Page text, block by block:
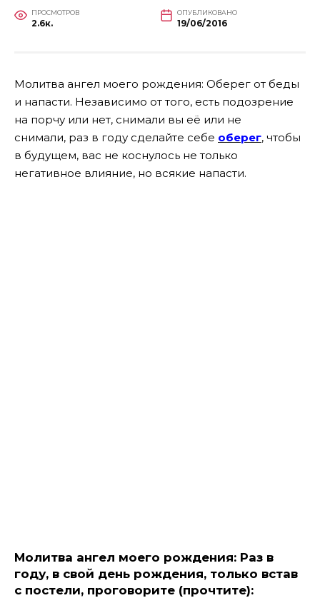
ПРОСМОТРОВ
2.6к.
ОПУБЛИКОВАНО
19/06/2016
Молитва ангел моего рождения: Оберег от беды
и напасти. Независимо от того, есть подозрение
на порчу или нет, снимали вы её или не
снимали, раз в году сделайте себе оберег, чтобы
в будущем, вас не коснулось не только
негативное влияние, но всякие напасти.
Молитва ангел моего рождения: Раз в
году, в свой день рождения, только встав
с постели, проговорите (прочтите):